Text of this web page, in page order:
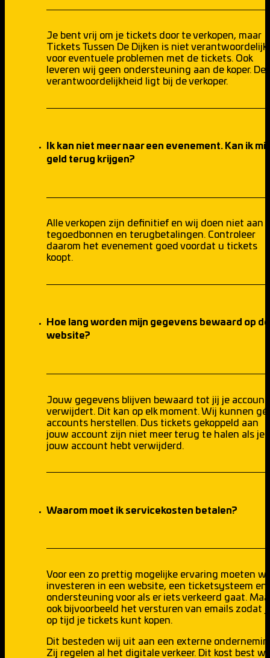
Je bent vrij om je tickets door te verkopen, maar
Tickets Tussen De Dijken is niet verantwoordelijk
voor eventuele problemen met de tickets. Ook
leveren wij geen ondersteuning aan de koper. De
verantwoordelijkheid ligt bij de verkoper.
Ik kan niet meer naar een evenement. Kan ik
geld terug krijgen?
Alle verkopen zijn definitief en wij doen niet aan
tegoedbonnen en terugbetalingen. Controleer
daarom het evenement goed voordat u tickets
koopt.
Hoe lang worden mijn gegevens bewaard op de
website?
Jouw gegevens blijven bewaard tot jij je account
verwijdert. Dit kan op elk moment. Wij kunnen
accounts herstellen. Dus tickets gekoppeld aan
jouw account zijn niet meer terug te halen als je
jouw account hebt verwijderd.
Waarom moet ik servicekosten betalen?
Voor een zo prettig mogelijke ervaring moeten
investeren in een website, een ticketsysteem en
ondersteuning voor als er iets verkeerd gaat.
ook bijvoorbeeld het versturen van emails zodat
op tijd je tickets kunt kopen.
Dit besteden wij uit aan een externe
Zij regelen al het digitale verkeer. Dit kost best